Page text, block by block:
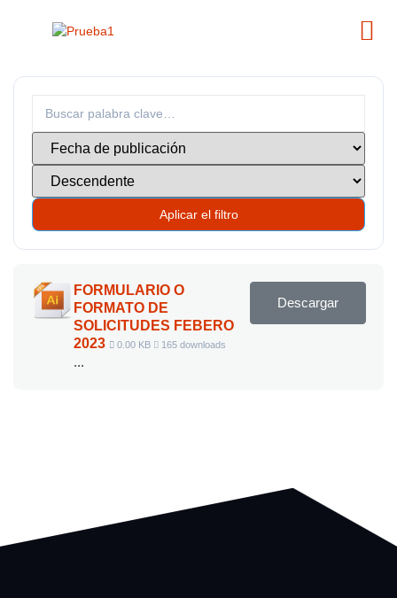
Aplicar el filtro
FORMULARIO O
FORMATO DE
SOLICITUDES FEBERO
2023
0.00 KB 165 downloads
...
Descargar